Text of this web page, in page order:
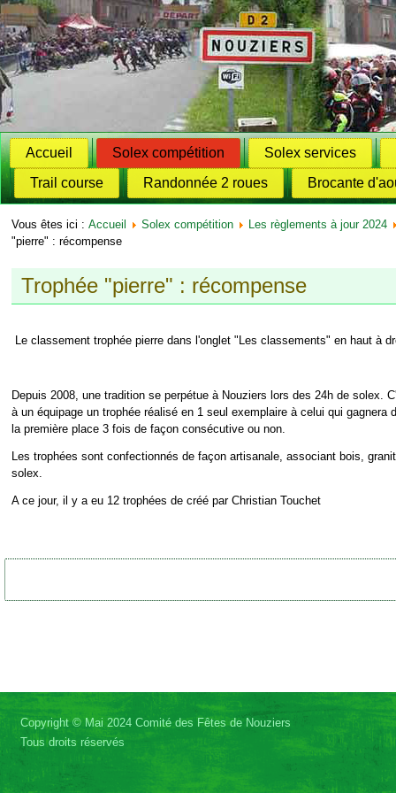
Accueil Solex compétition
Solex services
Trail course
Randonnée 2 roues Brocante
Vous êtes ici : Accueil Solex compétition
Les règlements à jour 2024
"pierre" : récompense
Trophée "pierre" : récompense
Le classement trophée pierre dans l'onglet "Les classements" en haut à
Depuis 2008, une tradition se perpétue à Nouziers lors des 24h de solex.
à un équipage un trophée réalisé en 1 seul exemplaire à celui qui gagnera
la première place 3 fois de façon consécutive ou non.
Les trophées sont confectionnés de façon artisanale, associant bois,
solex.
A ce jour, il y a eu 12 trophées de créé par Christian Touchet
Copyright © Mai 2024 Comité des Fêtes de Nouziers
Tous droits réservés